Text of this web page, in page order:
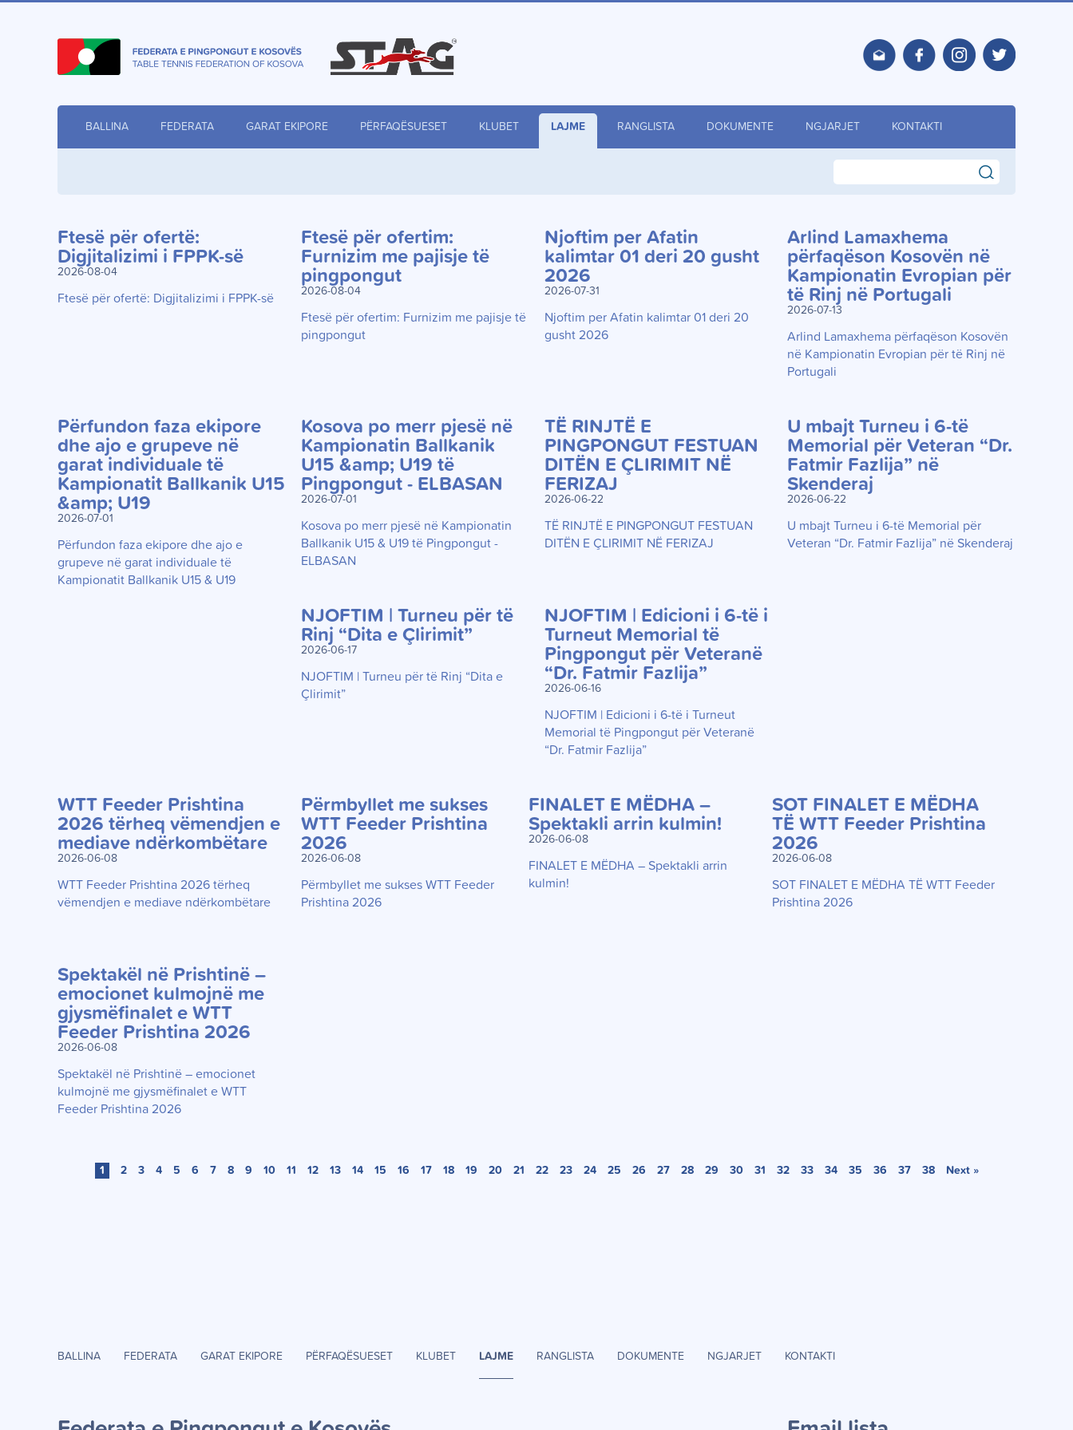
BALLINA FEDERATA GARAT EKIPORE PËRFAQËSUESET KLUBET LAJME RANGLISTA DOKUMENTE NGJARJET KONTAKTI
search
Ftesë për ofertë:
Digjitalizimi i FPPK-së
2026-08-04
Ftesë për ofertë: Digjitalizimi i FPPK-së
Ftesë për ofertim:
Furnizim me pajisje të
pingpongut
2026-08-04
Ftesë për ofertim: Furnizim me pajisje të
pingpongut
Njoftim per Afatin
kalimtar 01 deri 20 gusht
2026
2026-07-31
Njoftim per Afatin kalimtar 01 deri 20
gusht 2026
Arlind Lamaxhema
përfaqëson Kosovën në
Kampionatin Evropian për
të Rinj në Portugali
2026-07-13
Arlind Lamaxhema përfaqëson Kosovën
në Kampionatin Evropian për të Rinj në
Portugali
Përfundon faza ekipore
dhe ajo e grupeve në
garat individuale të
Kampionatit Ballkanik U15
&amp; U19
2026-07-01
Përfundon faza ekipore dhe ajo e
grupeve në garat individuale të
Kampionatit Ballkanik U15 & U19
Kosova po merr pjesë në
Kampionatin Ballkanik
U15 &amp; U19 të
Pingpongut - ELBASAN
2026-07-01
Kosova po merr pjesë në Kampionatin
Ballkanik U15 & U19 të Pingpongut -
ELBASAN
TË RINJTË E
PINGPONGUT FESTUAN
DITËN E ÇLIRIMIT NË
FERIZAJ
2026-06-22
TË RINJTË E PINGPONGUT FESTUAN
DITËN E ÇLIRIMIT NË FERIZAJ
U mbajt Turneu i 6-të
Memorial për Veteran “Dr.
Fatmir Fazlija” në
Skenderaj
2026-06-22
U mbajt Turneu i 6-të Memorial për
Veteran “Dr. Fatmir Fazlija” në Skenderaj
NJOFTIM | Turneu për të
Rinj “Dita e Çlirimit”
2026-06-17
NJOFTIM | Turneu për të Rinj “Dita e
Çlirimit”
NJOFTIM | Edicioni i 6-të i
Turneut Memorial të
Pingpongut për Veteranë
“Dr. Fatmir Fazlija”
2026-06-16
NJOFTIM | Edicioni i 6-të i Turneut
Memorial të Pingpongut për Veteranë
“Dr. Fatmir Fazlija”
WTT Feeder Prishtina
2026 tërheq vëmendjen e
mediave ndërkombëtare
2026-06-08
WTT Feeder Prishtina 2026 tërheq
vëmendjen e mediave ndërkombëtare
Përmbyllet me sukses
WTT Feeder Prishtina
2026
2026-06-08
Përmbyllet me sukses WTT Feeder
Prishtina 2026
FINALET E MËDHA –
Spektakli arrin kulmin!
2026-06-08
FINALET E MËDHA – Spektakli arrin
kulmin!
SOT FINALET E MËDHA
TË WTT Feeder Prishtina
2026
2026-06-08
SOT FINALET E MËDHA TË WTT Feeder
Prishtina 2026
Spektakël në Prishtinë –
emocionet kulmojnë me
gjysmëfinalet e WTT
Feeder Prishtina 2026
2026-06-08
Spektakël në Prishtinë – emocionet
kulmojnë me gjysmëfinalet e WTT
Feeder Prishtina 2026
1 2 3 4 5 6 7 8 9 10 11 12 13 14 15 16 17 18 19 20 21 22 23 24 25 26 27 28 29 30 31 32 33 34 35 36 37 38 Next »
BALLINA FEDERATA GARAT EKIPORE PËRFAQËSUESET KLUBET LAJME RANGLISTA DOKUMENTE NGJARJET KONTAKTI